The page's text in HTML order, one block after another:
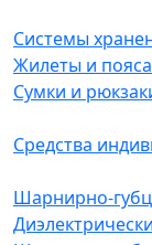
Системы
Жилеты и пояса
Сумки и
Средства
Шарнирно-